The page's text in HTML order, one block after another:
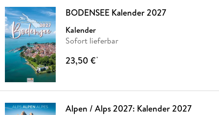
BODENSEE Kalender 2027
Kalender
Sofort lieferbar
23,50 €*
Alpen / Alps 2027: Kalender 2027